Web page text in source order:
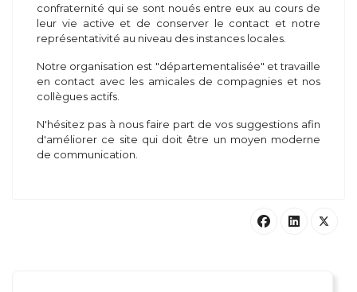
confraternité qui se sont noués entre eux au cours de
leur vie active et de conserver le contact et notre
représentativité au niveau des instances locales.
Notre organisation est "départementalisée" et travaille
en contact avec les amicales de compagnies et nos
collègues actifs.
N'hésitez pas à nous faire part de vos suggestions afin
d'améliorer ce site qui doit être un moyen moderne
de communication.